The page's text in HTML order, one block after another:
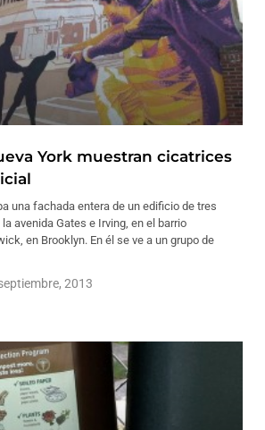
York muestran cicatrices
una fachada entera de un edificio de tres
avenida Gates e Irving, en el barrio
en Brooklyn. En él se ve a un grupo de
2013